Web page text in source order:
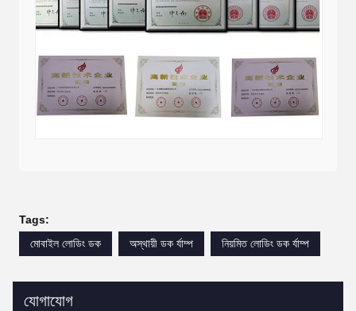
Tags:
মোবাইল লোডিং ডক
অস্থায়ী ডক র্যাম্প নিয়মিত লোডিং ডক র্যাম্প
যোগাযোগ